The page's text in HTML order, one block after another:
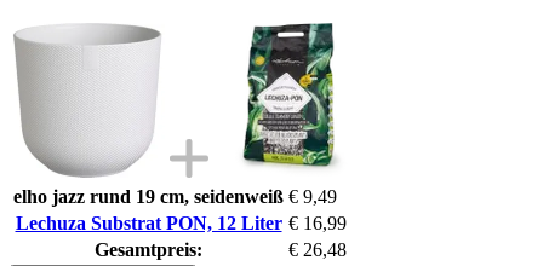
elho jazz rund 19 cm, seidenweiß € 9,49
Lechuza Substrat PON, 12 Liter € 16,99
Gesamtpreis:
€ 26,48